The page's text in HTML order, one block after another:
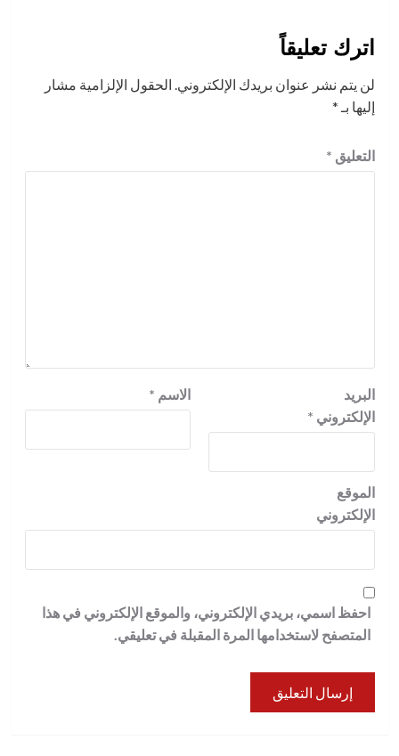
اترك تعليقاً
لن يتم نشر عنوان بريدك الإلكتروني. الحقول الإلزامية مشار
إليها بـ *
التعليق *
الاسم *
البريد
الإلكتروني *
الموقع
الإلكتروني
احفظ اسمي، بريدي الإلكتروني، والموقع الإلكتروني في هذا
المتصفح لاستخدامها المرة المقبلة في تعليقي.